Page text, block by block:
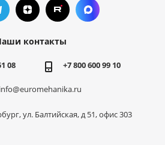
контакты
08 +7 800 600 99 10
info@euromehanika.ru
ул. Балтийская, д 51, офис 303